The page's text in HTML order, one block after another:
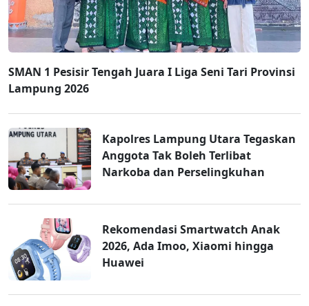
SMAN 1 Pesisir Tengah Juara I Liga Seni Tari Provinsi
Lampung 2026
Kapolres Lampung Utara Tegaskan
Anggota Tak Boleh Terlibat
Narkoba dan Perselingkuhan
Rekomendasi Smartwatch Anak
2026, Ada Imoo, Xiaomi hingga
Huawei